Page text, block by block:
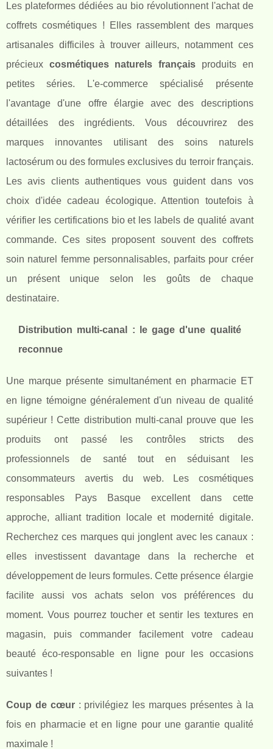
Les plateformes dédiées au bio révolutionnent l'achat de
coffrets cosmétiques ! Elles rassemblent des marques
artisanales difficiles à trouver ailleurs, notamment ces
précieux cosmétiques naturels français produits en
petites séries. L'e-commerce spécialisé présente
l'avantage d'une offre élargie avec des descriptions
détaillées des ingrédients. Vous découvrirez des
marques innovantes utilisant des soins naturels
lactosérum ou des formules exclusives du terroir français.
Les avis clients authentiques vous guident dans vos
choix d'idée cadeau écologique. Attention toutefois à
vérifier les certifications bio et les labels de qualité avant
commande. Ces sites proposent souvent des coffrets
soin naturel femme personnalisables, parfaits pour créer
un présent unique selon les goûts de chaque
destinataire.
Distribution multi-canal : le gage d'une qualité
reconnue
Une marque présente simultanément en pharmacie ET
en ligne témoigne généralement d'un niveau de qualité
supérieur ! Cette distribution multi-canal prouve que les
produits ont passé les contrôles stricts des
professionnels de santé tout en séduisant les
consommateurs avertis du web. Les cosmétiques
responsables Pays Basque excellent dans cette
approche, alliant tradition locale et modernité digitale.
Recherchez ces marques qui jonglent avec les canaux :
elles investissent davantage dans la recherche et
développement de leurs formules. Cette présence élargie
facilite aussi vos achats selon vos préférences du
moment. Vous pourrez toucher et sentir les textures en
magasin, puis commander facilement votre cadeau
beauté éco-responsable en ligne pour les occasions
suivantes !
Coup de cœur: privilégiez les marques présentes à la
fois en pharmacie et en ligne pour une garantie qualité
maximale !